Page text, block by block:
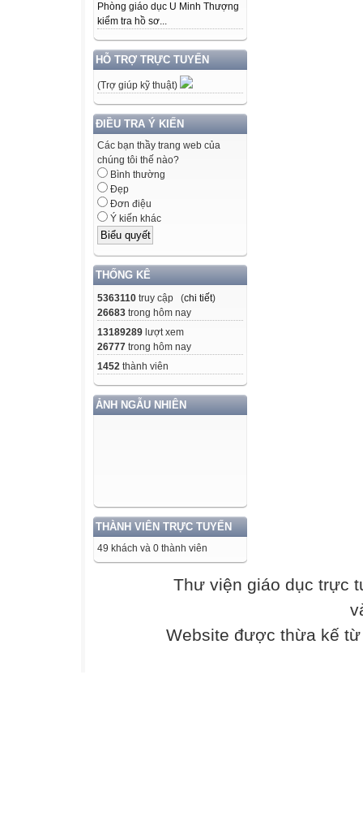
Phòng giáo dục U Minh Thượng
kiểm tra hồ sơ...
HỖ TRỢ TRỰC TUYẾN
(Trợ giúp kỹ thuật)
ĐIỀU TRA Ý KIẾN
Các bạn thầy trang web của
chúng tôi thế nào?
Bình thường
Đẹp
Đơn điệu
Ý kiến khác
THỐNG KÊ
5363110 truy cập (chi tiết)
26683 trong hôm nay
13189289 lượt xem
26777 trong hôm nay
1452 thành viên
ẢNH NGẪU NHIÊN
THÀNH VIÊN TRỰC TUYẾN
49 khách và 0 thành viên
thanh âm. Cứ
gió chiều thổi
mỗi đứa bay
Thư viện giáo dục trực
Website được thừa kế